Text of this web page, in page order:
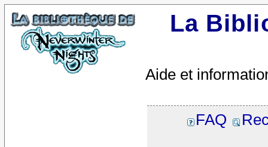
La
Aide et
FAQ